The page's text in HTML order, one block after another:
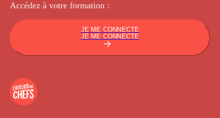
Accédez à votre formation :
JE ME CONNECTE
JE ME CONNECTE